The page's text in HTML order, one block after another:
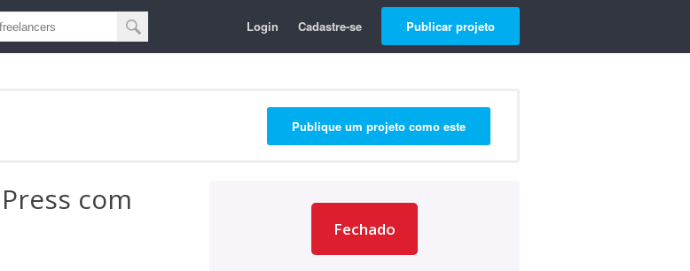
Login Cadastre-se Publicar projeto
Publique um projeto como este
com
Fechado